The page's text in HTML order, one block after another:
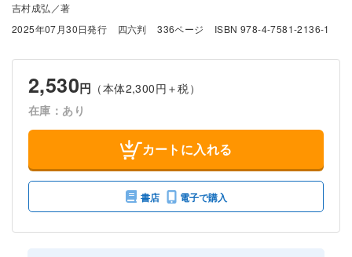
吉村成弘／著
2025年07月30日発行
四六判 336ページ ISBN 978-4-7581-2136-1
2,530円 （本体2,300円＋税）
在庫：あり
カートに入れる
書店 電子で購入